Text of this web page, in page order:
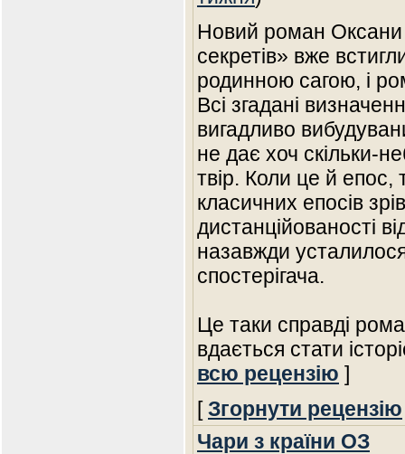
Новий роман
секретів» вже
родинною сагою, і
Всі згадані
вигадливо
не дає хоч скільки-
твір. Коли це й епос,
класичних епосів
дистанційованості
назавжди
спостерігача.
Це таки справді
вдається стати
всю рецензію ]
[Згорнути рецензію
Чари з країни ОЗ